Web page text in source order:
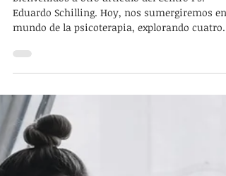
Especializada
Bienvenidos a otro artículo del Centro Ps.
Eduardo Schilling. Hoy, nos sumergiremos en